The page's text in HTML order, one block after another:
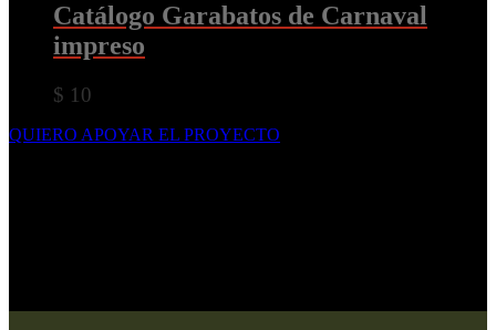
Catálogo Garabatos de Carnaval
impreso
$ 10
QUIERO APOYAR EL PROYECTO